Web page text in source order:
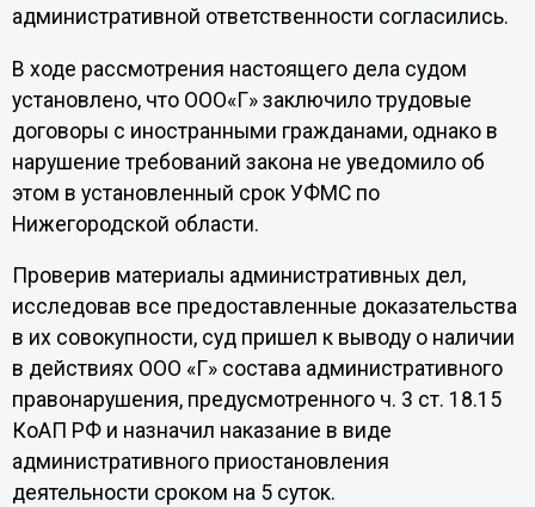
административной ответственности согласились.
В ходе рассмотрения настоящего дела судом
установлено, что ООО«Г» заключило трудовые
договоры с иностранными гражданами, однако в
нарушение требований закона не уведомило об
этом в установленный срок УФМС по
Нижегородской области.
Проверив материалы административных дел,
исследовав все предоставленные доказательства
в их совокупности, суд пришел к выводу о наличии
в действиях ООО «Г» состава административного
правонарушения, предусмотренного ч. 3 ст. 18.15
КоАП РФ и назначил наказание в виде
административного приостановления
деятельности сроком на 5 суток.